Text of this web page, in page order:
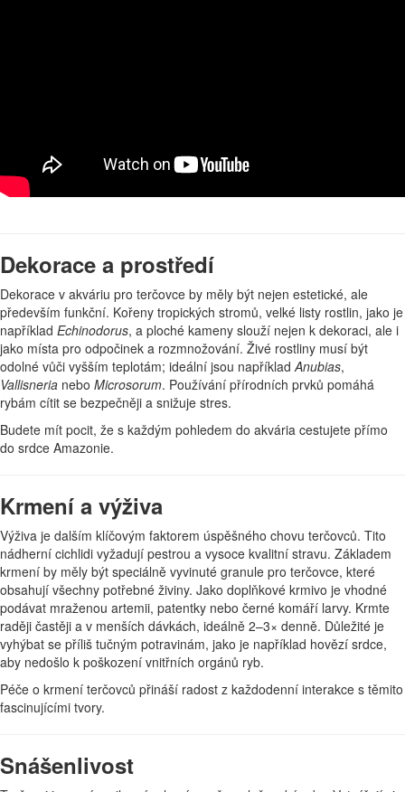
Dekorace a prostředí
Dekorace v akváriu pro terčovce by měly být nejen estetické, ale
především funkční. Kořeny tropických stromů, velké listy rostlin, jako je
například Echinodorus, a ploché kameny slouží nejen k dekoraci, ale i
jako místa pro odpočinek a rozmnožování. Živé rostliny musí být
odolné vůči vyšším teplotám; ideální jsou napříkladAnubias,
Vallisneria nebo Microsorum. Používání přírodních prvků pomáhá
rybám cítit se bezpečněji a snižuje stres.
Budete mít pocit, že s každým pohledem do akvária cestujete přímo
do srdce Amazonie.
Krmení a výživa
Výživa je dalším klíčovým faktorem úspěšného chovu terčovců. Tito
nádherní cichlidi vyžadují pestrou a vysoce kvalitní stravu. Základem
krmení by měly být speciálně vyvinuté granule pro terčovce, které
obsahují všechny potřebné živiny. Jako doplňkové krmivo je vhodné
podávat mraženou artemii, patentky nebo černé komáří larvy. Krmte
raději častěji a v menších dávkách, ideálně 2–3× denně. Důležité je
vyhýbat se příliš tučným potravinám, jako je například hovězí srdce,
aby nedošlo k poškození vnitřních orgánů ryb.
Péče o krmení terčovců přináší radost z každodenní interakce s těmito
fascinujícími tvory.
Snášenlivost